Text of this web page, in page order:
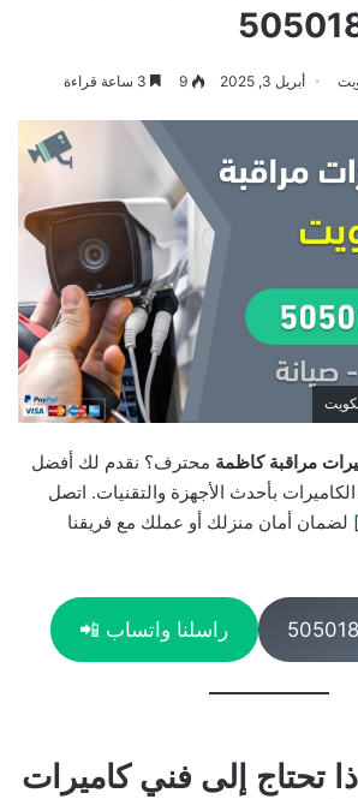
أبريل 3, 2025 9
مراقبة كاظمة محترف؟ نقدم لك أفضل
بأحدث الأجهزة والتقنيات. اتصل
] لضمان أمان منزلك أو عملك مع فريقنا
راسلنا واتساب 📲
تحتاج إلى فني كاميرات